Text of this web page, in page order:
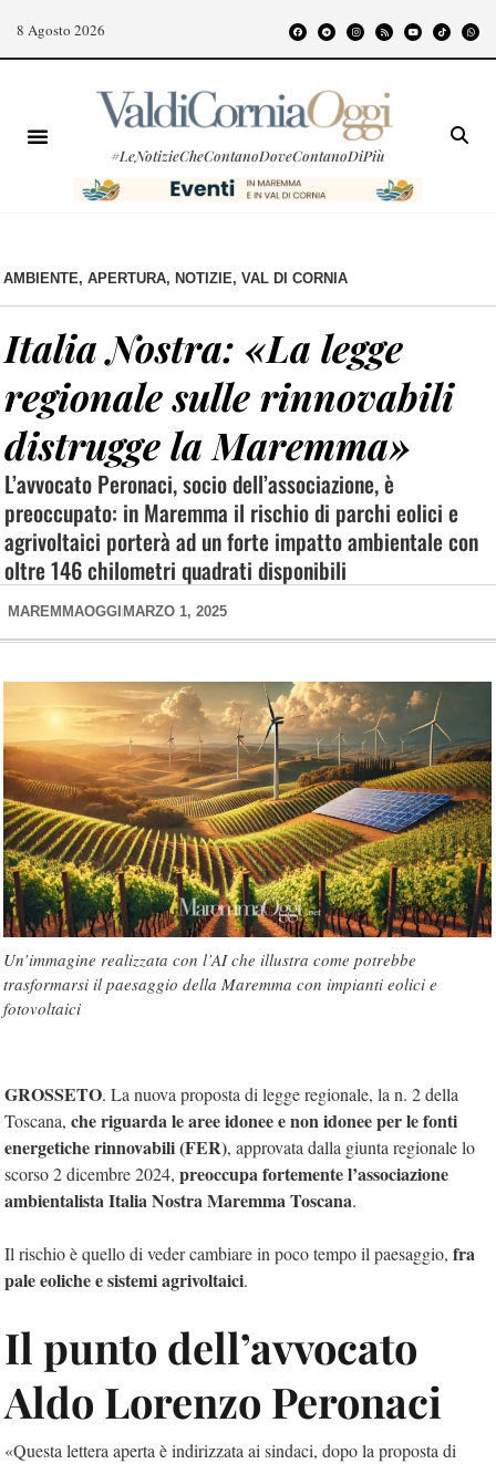
8 Agosto 2026
#LeNotizieCheContanoDoveContanoDiPiù
AMBIENTE, APERTURA, NOTIZIE, VAL DI CORNIA
Italia Nostra: «La legge
regionale sulle rinnovabili
distrugge la Maremma»
L’avvocato Peronaci, socio dell’associazione, è
preoccupato: in Maremma il rischio di parchi eolici e
agrivoltaici porterà ad un forte impatto ambientale con
oltre 146 chilometri quadrati disponibili
MAREMMAOGGI MARZO 1, 2025
Un’immagine realizzata con l’AI che illustra come potrebbe
trasformarsi il paesaggio della Maremma con impianti eolici e
fotovoltaici
GROSSETO. La nuova proposta di legge regionale, la n. 2 della
Toscana, che riguarda le aree idonee e non idonee per le fonti
energetiche rinnovabili (FER), approvata dalla giunta regionale lo
scorso 2 dicembre 2024, preoccupa fortemente l’associazione
ambientalista Italia Nostra Maremma Toscana.
Il rischio è quello di veder cambiare in poco tempo il paesaggio, fra
pale eoliche e sistemi agrivoltaici.
Il punto dell’avvocato
Aldo Lorenzo Peronaci
«Questa lettera aperta è indirizzata ai sindaci, dopo la proposta di